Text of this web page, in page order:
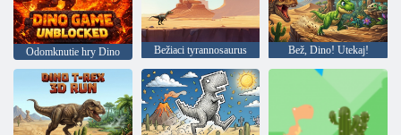
Odomknutie hry Dino Bežiaci tyrannosaurus Bež, Dino! Utekaj!